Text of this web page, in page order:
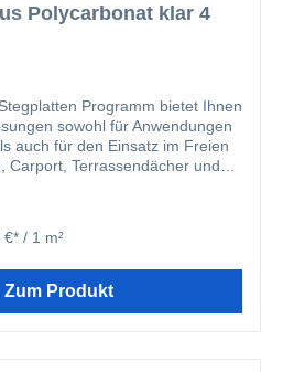
Polycarbonat klar 4
Programm bietet Ihnen
sowohl für Anwendungen
auch für den Einsatz im Freien
Carport, Terrassendächer und
oder Lexan) sind leichte
zu transportieren, zu
und einzusetzen sind.
verfügen über eine
€* / 1 m²
Zum Produkt